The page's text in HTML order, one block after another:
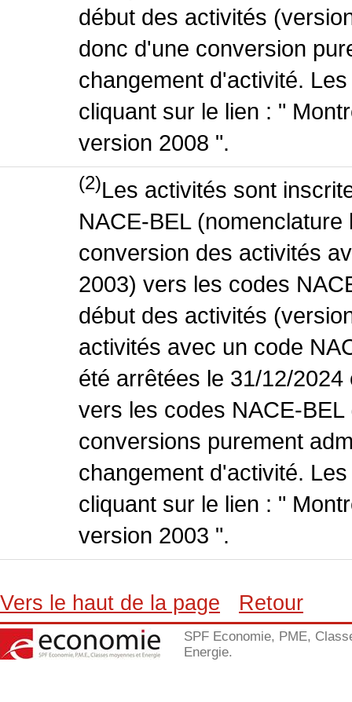
début des activités
donc d'une conversion
changement d'activité.
cliquant sur le lien : "
version 2008 ".
(2)Les activités sont
NACE-BEL
conversion des activités
2003) vers les codes
début des activités
activités avec un code
été arrêtées le 31/12/
vers les codes NACE-
conversions purement
changement d'activité.
cliquant sur le lien : "
version 2003 ".
Vers le haut de la page Retour
SPF Economie, PME,
Energie.